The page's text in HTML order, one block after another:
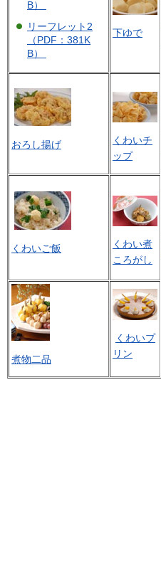
B）
リーフレット2
（PDF：381K
B）
下ゆで
おろし揚げ
くわいチ
ップ
くわいご飯
くわい煮
ころがし
煮物二品
くわいプ
リン